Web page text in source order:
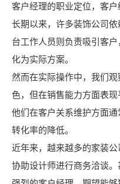
客户经理的职业定位，客户
长期以来，许多装饰公司
台工作人员则负责吸引客
化为实际方案。
然而在实际操作中，我们
色，但在销售能力方面表现
他们在客户关系维护方面
转化率的降低。
近年来，越来越多的家装
协助设计师进行商务洽谈